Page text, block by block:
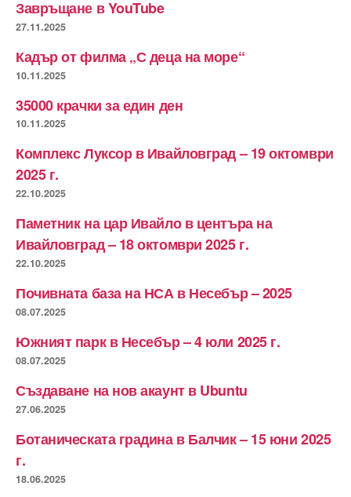
Завръщане в YouTube
27.11.2025
Кадър от филма „С деца на море“
10.11.2025
35000 крачки за един ден
10.11.2025
Комплекс Луксор в Ивайловград – 19 октомври
2025 г.
22.10.2025
Паметник на цар Ивайло в центъра на
Ивайловград – 18 октомври 2025 г.
22.10.2025
Почивната база на НСА в Несебър – 2025
08.07.2025
Южният парк в Несебър – 4 юли 2025 г.
08.07.2025
Създаване на нов акаунт в Ubuntu
27.06.2025
Ботаническата градина в Балчик – 15 юни 2025
г.
18.06.2025